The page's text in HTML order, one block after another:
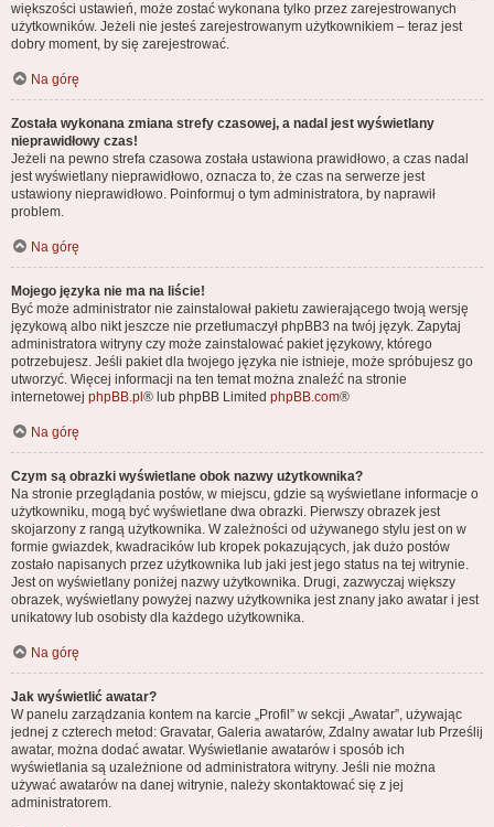
większości ustawień, może zostać wykonana tylko przez zarejestrowanych
użytkowników. Jeżeli nie jesteś zarejestrowanym użytkownikiem – teraz jest
dobry moment, by się zarejestrować.
Na górę
Została wykonana zmiana strefy czasowej, a nadal jest wyświetlany
nieprawidłowy czas!
Jeżeli na pewno strefa czasowa została ustawiona prawidłowo, a czas nadal
jest wyświetlany nieprawidłowo, oznacza to, że czas na serwerze jest
ustawiony nieprawidłowo. Poinformuj o tym administratora, by naprawił
problem.
Na górę
Mojego języka nie ma na liście!
Być może administrator nie zainstalował pakietu zawierającego twoją wersję
językową albo nikt jeszcze nie przetłumaczył phpBB3 na twój język. Zapytaj
administratora witryny czy może zainstalować pakiet językowy, którego
potrzebujesz. Jeśli pakiet dla twojego języka nie istnieje, może spróbujesz go
utworzyć. Więcej informacji na ten temat można znaleźć na stronie
internetowej phpBB.pl ® lub phpBB Limited phpBB.com®
Na górę
Czym są obrazki wyświetlane obok nazwy użytkownika?
Na stronie przeglądania postów, w miejscu, gdzie są wyświetlane informacje o
użytkowniku, mogą być wyświetlane dwa obrazki. Pierwszy obrazek jest
skojarzony z rangą użytkownika. W zależności od używanego stylu jest on w
formie gwiazdek, kwadracików lub kropek pokazujących, jak dużo postów
zostało napisanych przez użytkownika lub jaki jest jego status na tej witrynie.
Jest on wyświetlany poniżej nazwy użytkownika. Drugi, zazwyczaj większy
obrazek, wyświetlany powyżej nazwy użytkownika jest znany jako awatar i jest
unikatowy lub osobisty dla każdego użytkownika.
Na górę
Jak wyświetlić awatar?
W panelu zarządzania kontem na karcie „Profil” w sekcji „Awatar”, używając
jednej z czterech metod: Gravatar, Galeria awatarów, Zdalny awatar lub Prześlij
awatar, można dodać awatar. Wyświetlanie awatarów i sposób ich
wyświetlania są uzależnione od administratora witryny. Jeśli nie można
używać awatarów na danej witrynie, należy skontaktować się z jej
administratorem.